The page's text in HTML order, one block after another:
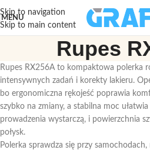
Skip to navigation
Skip to main content
MENU
Rupes
Rupes RX256A to kompaktowa polerka
intensywnych zadań i korekty lakieru.
bo ergonomiczna rękojeść poprawia
szybko na zmiany, a stabilna moc
prowadzenia wystarczą, i powierzchnia
połysk.
Polerka sprawdza się przy